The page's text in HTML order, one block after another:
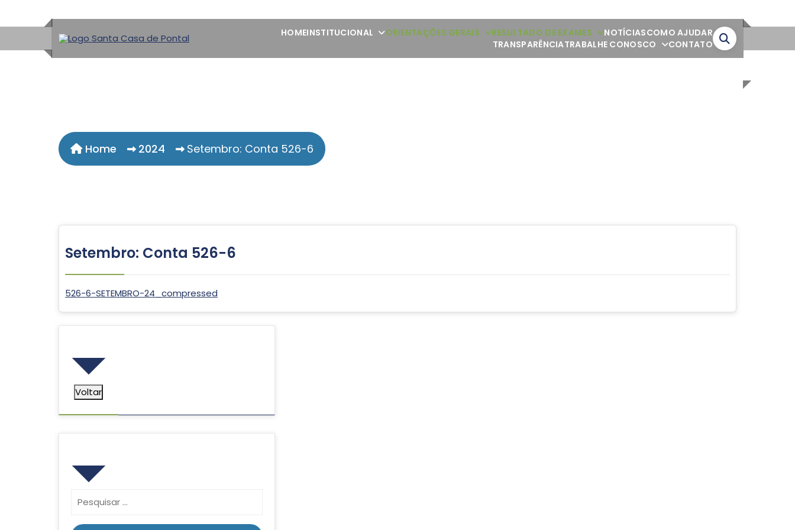
HOMEINSTITUCIONAL ORIENTAÇÕES GERAIS RESULTADO DE EXAMES NOTÍCIASCOMO AJUDAR
TRANSPARÊNCIATRABALHE CONOSCO CONTATO
Home 2024 Setembro: Conta 526-6
Setembro: Conta 526-6
526-6-SETEMBRO-24_compressed
Voltar